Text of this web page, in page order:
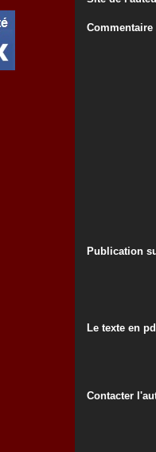
Publication
Le texte en
Contacter